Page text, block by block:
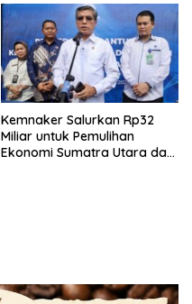
Kemnaker Salurkan Rp32
Miliar untuk Pemulihan
Ekonomi Sumatra Utara dan